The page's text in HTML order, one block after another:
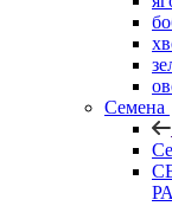
Семена